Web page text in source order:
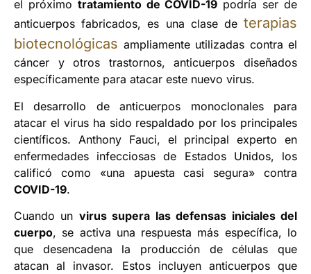
el próximo tratamiento de COVID-19 podría ser de
anticuerpos fabricados, es una clase de terapias
biotecnológicas ampliamente utilizadas contra el
cáncer y otros trastornos, anticuerpos diseñados
específicamente para atacar este nuevo virus.
El desarrollo de anticuerpos monoclonales para
atacar el virus ha sido respaldado por los principales
científicos. Anthony Fauci, el principal experto en
enfermedades infecciosas de Estados Unidos, los
calificó como «una apuesta casi segura» contra
COVID-19.
Cuando un virus supera las defensas iniciales del
cuerpo, se activa una respuesta más específica, lo
que desencadena la producción de células que
atacan al invasor. Estos incluyen anticuerpos que